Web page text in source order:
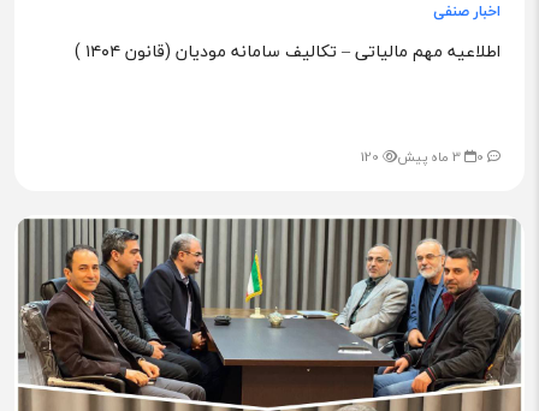
اخبار صنفی
اطلاعیه مهم مالیاتی – تکالیف سامانه مودیان (قانون ۱۴۰۴ )
0 3 ماه پیش 120